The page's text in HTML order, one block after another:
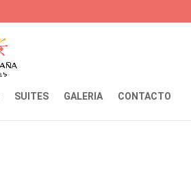
SUITES GALERIA CONTACTO